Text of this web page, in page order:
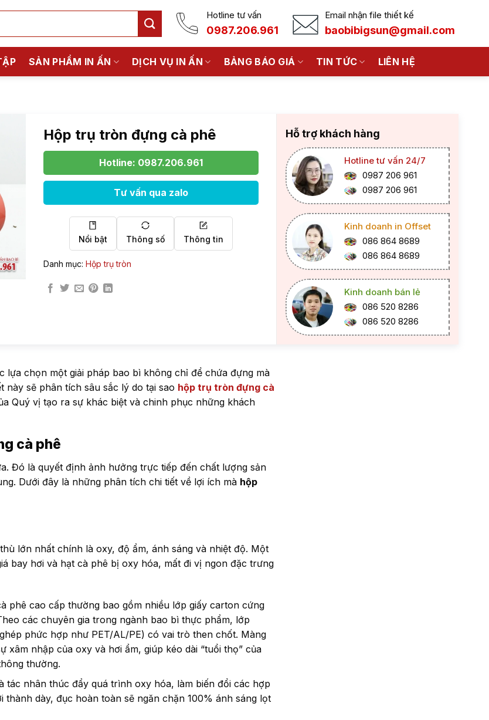
Hotline tư vấn
0987.206.961
Email nhận file thiết kế
baobibigsun@gmail.com
SẢN PHẨM IN ẤN DỊCH VỤ IN ẤN BẢNG BÁO GIÁ TIN TỨC LIÊN HỆ
Hộp trụ tròn đựng cà phê
Hotline: 0987.206.961
Tư vấn qua zalo
Nổi bật Thông số Thông tin
Danh mục: Hộp trụ tròn
Hỗ trợ khách hàng
Hotline tư vấn 24/7
0987 206 961
0987 206 961
Kinh doanh in Offset
086 864 8689
086 864 8689
Kinh doanh bán lẻ
086 520 8286
086 520 8286
chọn một giải pháp bao bì không chỉ để chứa đựng mà
này sẽ phân tích sâu sắc lý do tại sao hộp trụ tròn đựng cà
Quý vị tạo ra sự khác biệt và chinh phục những khách
cà phê
Đó là quyết định ảnh hưởng trực tiếp đến chất lượng sản
Dưới đây là những phân tích chi tiết về lợi ích mà hộp
lớn nhất chính là oxy, độ ẩm, ánh sáng và nhiệt độ. Một
bay hơi và hạt cà phê bị oxy hóa, mất đi vị ngon đặc trưng
phê cao cấp thường bao gồm nhiều lớp giấy carton cứng
các chuyên gia trong ngành bao bì thực phẩm, lớp
phức hợp như PET/AL/PE) có vai trò then chốt. Màng
nhập của oxy và hơi ẩm, giúp kéo dài “tuổi thọ” của
thường.
tác nhân thúc đẩy quá trình oxy hóa, làm biến đổi các hợp
dày, đục hoàn toàn sẽ ngăn chặn 100% ánh sáng lọt